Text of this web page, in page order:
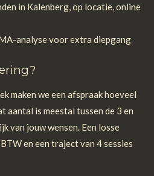
in Kalenberg, op locatie, online
analyse voor extra diepgang
maken we een afspraak hoeveel
aantal is meestal tussen de 3 en
van jouw wensen. Een losse
en een traject van 4 sessies